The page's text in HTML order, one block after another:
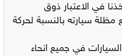
في الاعتبار ذوق
سيارته بالنسبة لحركة
في جميع انحاء